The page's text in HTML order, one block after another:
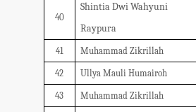
40
Shintia Dwi Wahyuni
Raypura
41 Muhammad Zikrillah
42 Ullya Mauli Humairoh
43 Muhammad Zikrillah